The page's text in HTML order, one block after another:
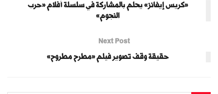
«كريس إيفانز» يحلم بالمشاركة في سلسلة أفلام «حرب
النجوم»
Next Post
حقيقة وقف تصوير فيلم «مطرح مطروح»